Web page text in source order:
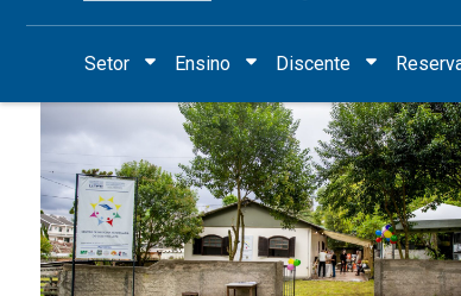
Setor Ensino Discente